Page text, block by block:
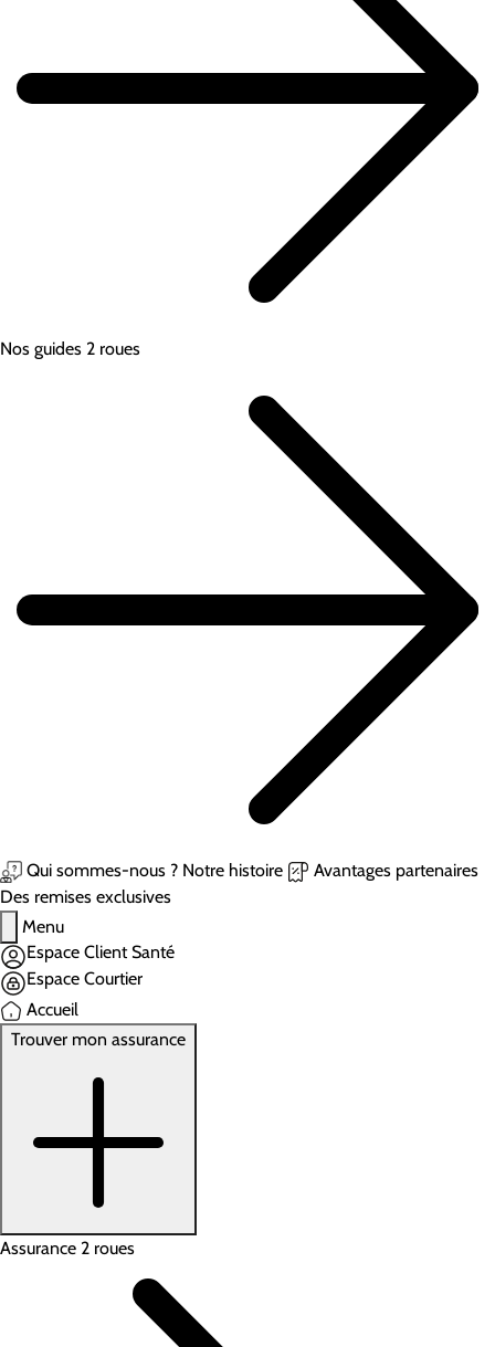
Nos guides 2 roues
Qui sommes-nous ? Notre histoire
Avantages partenaires
Des remises exclusives
Menu
Espace Client Santé
Espace Courtier
Accueil
Trouver mon assurance
Assurance 2 roues